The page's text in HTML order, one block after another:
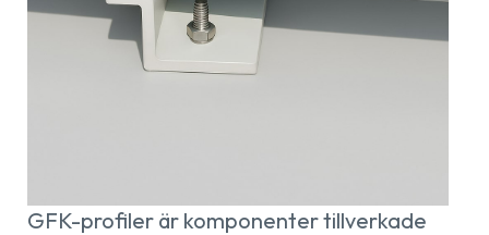
GFK-profiler är komponenter tillverkade